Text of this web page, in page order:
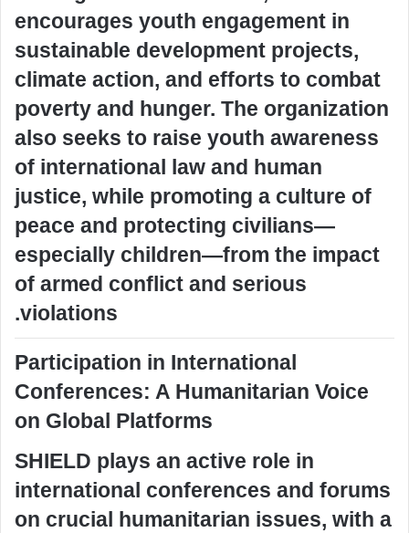
encourages youth engagement in
sustainable development projects,
climate action, and efforts to combat
poverty and hunger. The organization
also seeks to raise youth awareness
of international law and human
justice, while promoting a culture of
peace and protecting civilians—
especially children—from the impact
of armed conflict and serious
violations.
Participation in International
Conferences: A Humanitarian Voice
on Global Platforms
SHIELD plays an active role in
international conferences and forums
on crucial humanitarian issues, with a